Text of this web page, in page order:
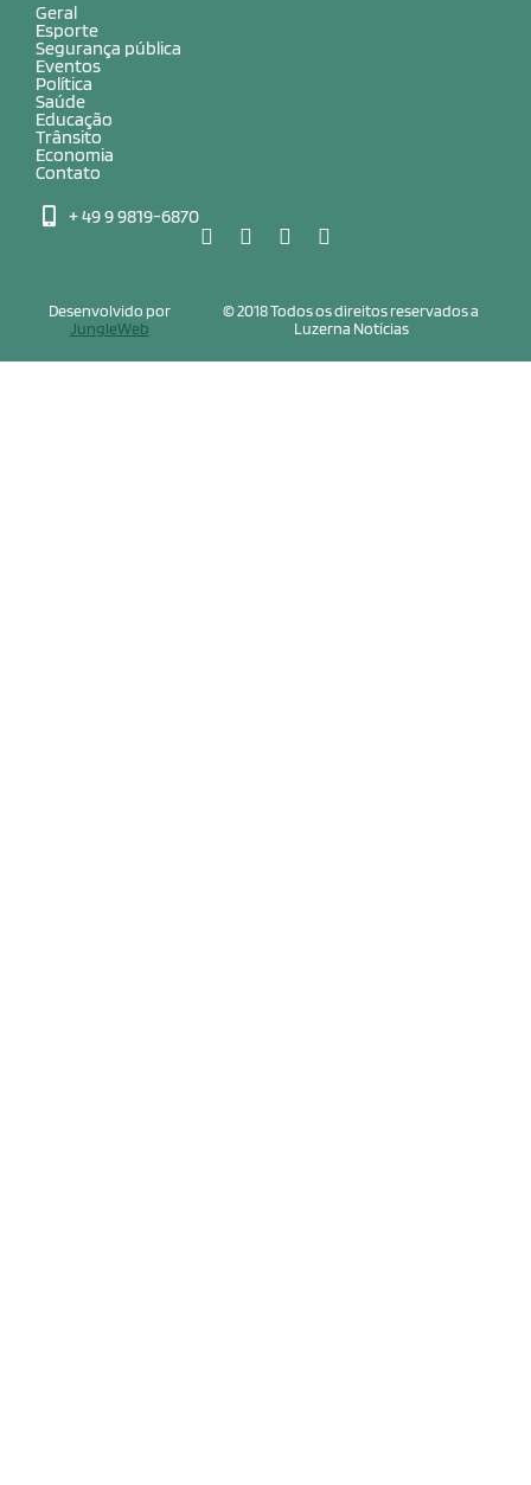
Geral
Esporte
Segurança pública
Eventos
Política
Saúde
Educação
Trânsito
Economia
Contato
+ 49 9 9819-6870
© 2018 Todos os direitos reservados a
Luzerna Notícias
Desenvolvido por
JungleWeb